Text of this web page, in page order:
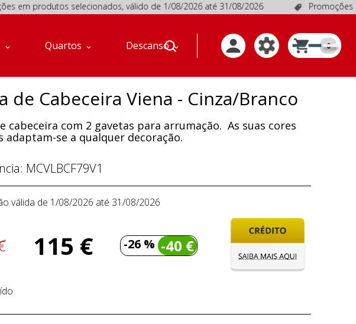
produtos selecionados, válido de 1/08/2026 até 31/08/2026 Promoções em
Quartos Descanso 0
de Cabeceira Viena - Cinza/Branco
cabeceira com 2 gavetas para arrumação. As suas cores
adaptam-se a qualquer decoração.
MCVLBCF79V1
válida de 1/08/2026 até 31/08/2026
115 € -26 % -40 €